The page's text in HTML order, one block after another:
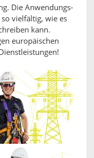
Die Anwendungs-
vielfältig, wie es
kann.
europäischen